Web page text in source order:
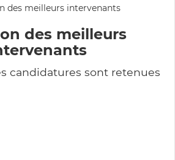
des meilleurs
candidatures sont retenues